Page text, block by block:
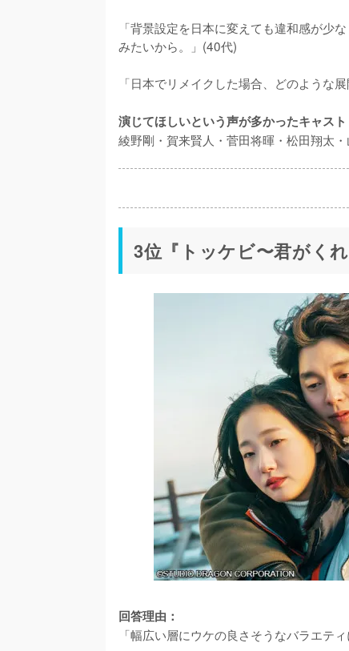
「背景設定を日本に変えても違和感が少
みたいから。」(40代)
「日本でリメイクした場合、どのような
演じてほしいという声が多かったキャスト
綾野剛・賀来賢人・菅田将暉・松田翔太
3位『トッケビ〜君がく
回答理由：
「幅広い層にウケの良さそうなバラエテ